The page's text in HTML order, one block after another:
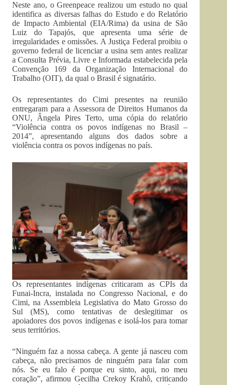
Neste ano, o Greenpeace realizou um estudo no qual
identifica as diversas falhas do Estudo e do Relatório
de Impacto Ambiental (EIA/Rima) da usina de São
Luiz do Tapajós, que apresenta uma série de
irregularidades e omissões. A Justiça Federal proibiu o
governo federal de licenciar a usina sem antes realizar
a Consulta Prévia, Livre e Informada estabelecida pela
Convenção 169 da Organização Internacional do
Trabalho (OIT), da qual o Brasil é signatário.
Os representantes do Cimi presentes na reunião
entregaram para a Assessora de Direitos Humanos da
ONU, Ângela Pires Terto, uma cópia do relatório
“Violência contra os povos indígenas no Brasil –
2014”, apresentando alguns dos dados sobre a
violência contra os povos indígenas no país.
Os representantes indígenas criticaram as CPIs da
Funai-Incra, instalada no Congresso Nacional, e do
Cimi, na Assembleia Legislativa do Mato Grosso do
Sul (MS), como tentativas de deslegitimar os
apoiadores dos povos indígenas e isolá-los para tomar
seus territórios.
“Ninguém faz a nossa cabeça. A gente já nasceu com
cabeça, não precisamos de ninguém para falar com
nós. Se eu falo é porque eu sinto, aqui, no meu
coração”, afirmou Gecilha Crekoy Krahô, criticando